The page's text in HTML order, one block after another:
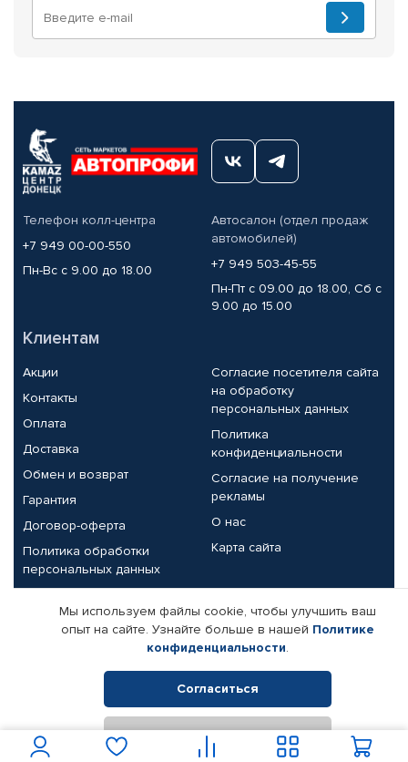
Телефон колл-центра
+7 949 00-00-550
Пн-Вс с 9.00 до 18.00
Автосалон (отдел продаж
автомобилей)
+7 949 503-45-55
Пн-Пт с 09.00 до 18.00, Сб с
9.00 до 15.00
Клиентам
Акции
Контакты
Оплата
Доставка
Обмен и возврат
Гарантия
Договор-оферта
Политика обработки
персональных данных
Согласие посетителя сайта
на обработку
персональных данных
Политика
конфиденциальности
Согласие на получение
рекламы
О нас
Карта сайта
Партнерам
Корпоративным клиентам
Поставщикам
Реквизиты компании
© КАМАЗ ЦЕНТР ДОНЕЦК, 2015-2026. Все права защищены.
Интернет-магазин автомобильных товаров Автопрофи.
Мы используем файлы cookie, чтобы улучшить ваш
опыт на сайте. Узнайте больше в нашей Политике
конфиденциальности.
Согласиться
Отклонить